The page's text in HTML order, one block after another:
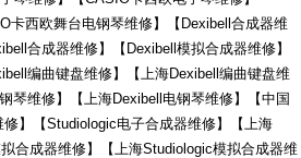
卡西欧舞台电钢琴维修】【Dexibell合成器维
合成器维修】【Dexibell模拟合成器维修】
编曲键盘维修】【上海Dexibell编曲键盘维
琴维修】【上海Dexibell电钢琴维修】【中国
】【Studiologic电子合成器维修】【上海
合成器维修】【上海Studiologic模拟合成器维